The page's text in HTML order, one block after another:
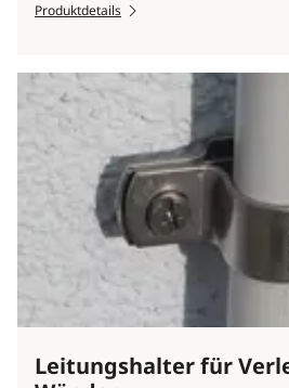
Produktdetails
Leitungshalter für